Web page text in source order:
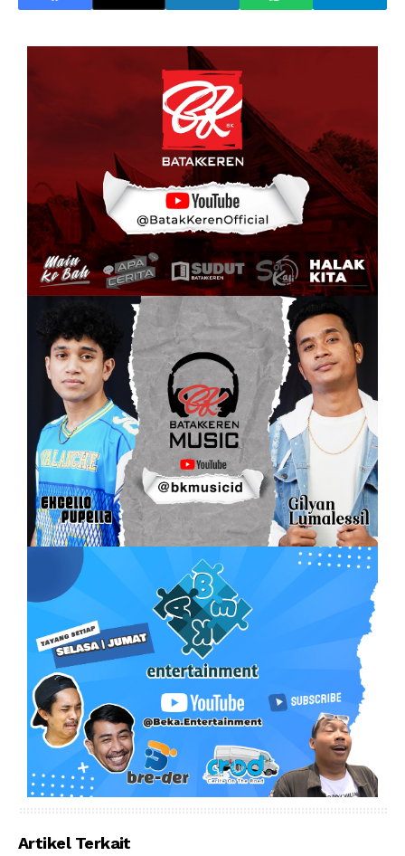
Artikel Terkait